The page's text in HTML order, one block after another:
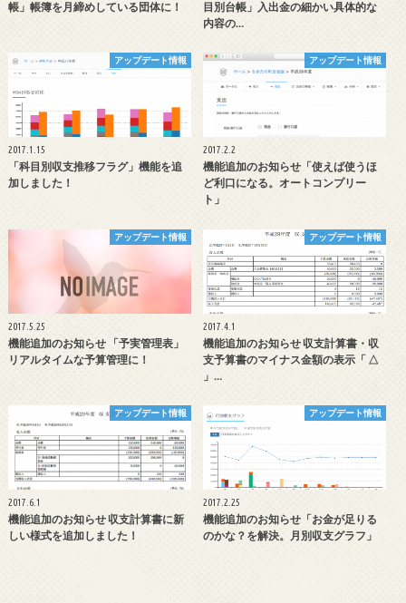
帳」帳簿を月締めしている団体に！
目別台帳」入出金の細かい具体的な
内容の…
アップデート情報
2017.1.15
「科目別収支推移フラグ」機能を追
加しました！
アップデート情報
2017.2.2
機能追加のお知らせ「使えば使うほ
ど利口になる。オートコンプリー
ト」
アップデート情報
2017.5.25
機能追加のお知らせ 「予実管理表」
リアルタイムな予算管理に！
アップデート情報
2017.4.1
機能追加のお知らせ 収支計算書・収
支予算書のマイナス金額の表示「 △
」…
アップデート情報
2017.6.1
機能追加のお知らせ 収支計算書に新
しい様式を追加しました！
アップデート情報
2017.2.25
機能追加のお知らせ「お金が足りる
のかな？を解決。月別収支グラフ」